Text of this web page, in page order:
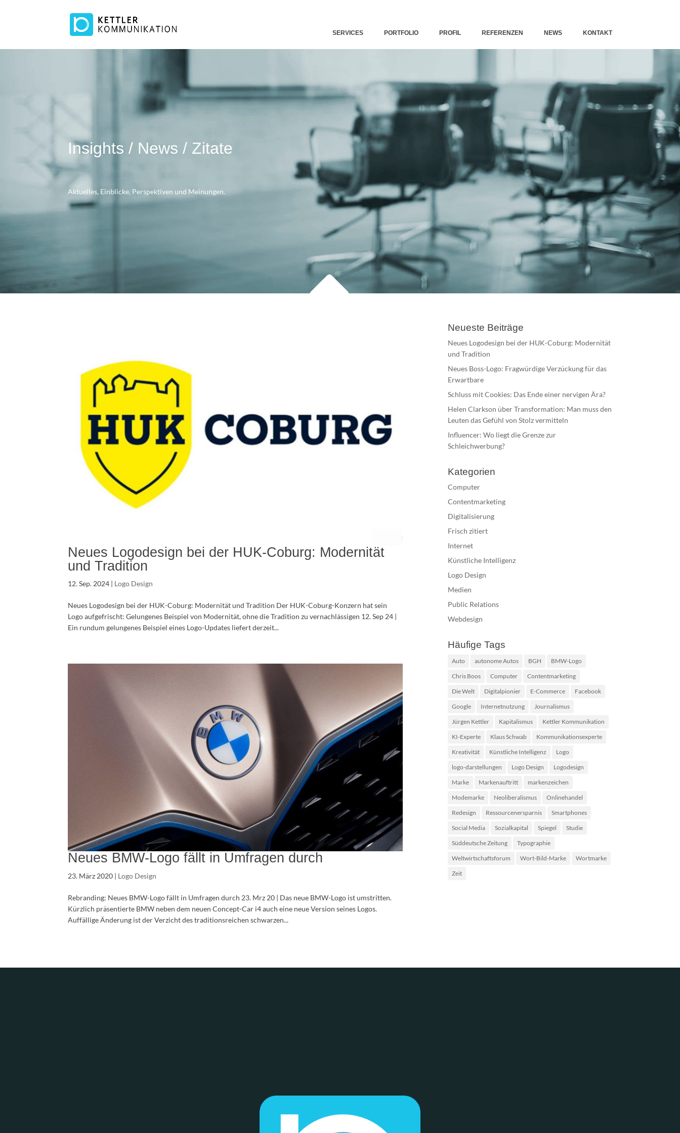
SERVICES PORTFOLIO PROFIL REFERENZEN NEWS KONTAKT
Insights / News / Zitate
Aktuelles, Einblicke, Perspektiven und Meinungen.
Neues Logodesign bei der HUK-Coburg: Modernität
und Tradition
12. Sep. 2024 | Logo Design
Neues Logodesign bei der HUK-Coburg: Modernität und Tradition Der HUK-Coburg-Konzern hat sein
Logo aufgefrischt: Gelungenes Beispiel von Modernität, ohne die Tradition zu vernachlässigen 12. Sep 24 |
Ein rundum gelungenes Beispiel eines Logo-Updates liefert derzeit...
Neues BMW-Logo fällt in Umfragen durch
23. März 2020 | Logo Design
Rebranding: Neues BMW-Logo fällt in Umfragen durch 23. Mrz 20 | Das neue BMW-Logo ist umstritten.
Kürzlich präsentierte BMW neben dem neuen Concept-Car i4 auch eine neue Version seines Logos.
Auffällige Änderung ist der Verzicht des traditionsreichen schwarzen...
Neueste Beiträge
Neues Logodesign bei der HUK-Coburg: Modernität
und Tradition
Neues Boss-Logo: Fragwürdige Verzückung für das
Erwartbare
Schluss mit Cookies: Das Ende einer nervigen Ära?
Helen Clarkson über Transformation: Man muss den
Leuten das Gefühl von Stolz vermitteln
Influencer: Wo liegt die Grenze zur
Schleichwerbung?
Kategorien
Computer
Contentmarketing
Digitalisierung
Frisch zitiert
Internet
Künstliche Intelligenz
Logo Design
Medien
Public Relations
Webdesign
Häufige Tags
Auto autonome Autos BGH
BMW-Logo
Chris Boos
Computer
Contentmarketing
Die Welt
Digitalpionier E-Commerce
Facebook
Google
Internetnutzung
Journalismus
Jürgen Kettler
Kapitalismus
Kettler Kommunikation
KI-Experte
Klaus Schwab
Kommunikationsexperte
Kreativität
Künstliche Intelligenz
Logo
logo-darstellungen
Logo Design
Logodesign
Marke
Markenauftritt
markenzeichen
Modemarke
Neoliberalismus
Onlinehandel
Redesign
Ressourcenersparnis
Smartphones
Social Media
Sozialkapital Spiegel
Studie
Süddeutsche Zeitung
Typographie
Weltwirtschaftsforum
Wort-Bild-Marke
Wortmarke
Zeit